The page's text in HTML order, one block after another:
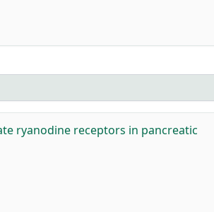
ryanodine receptors in pancreatic